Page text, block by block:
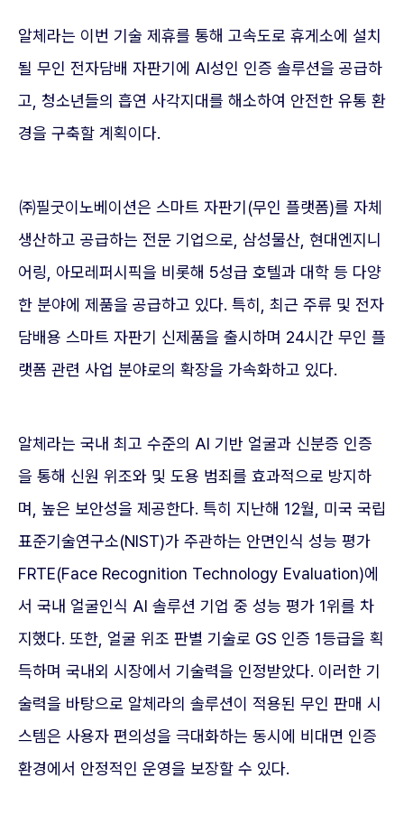
알체라는 이번 기술 제휴를 통해 고속도로 휴게소에 설치
될 무인 전자담배 자판기에 AI성인 인증 솔루션을 공급하
고, 청소년들의 흡연 사각지대를 해소하여 안전한 유통 환
경을 구축할 계획이다.
㈜필굿이노베이션은 스마트 자판기(무인 플랫폼)를 자체
생산하고 공급하는 전문 기업으로, 삼성물산, 현대엔지니
어링, 아모레퍼시픽을 비롯해 5성급 호텔과 대학 등 다양
한 분야에 제품을 공급하고 있다. 특히, 최근 주류 및 전자
담배용 스마트 자판기 신제품을 출시하며 24시간 무인 플
랫폼 관련 사업 분야로의 확장을 가속화하고 있다.
알체라는 국내 최고 수준의 AI 기반 얼굴과 신분증 인증
을 통해 신원 위조와 및 도용 범죄를 효과적으로 방지하
며, 높은 보안성을 제공한다. 특히 지난해 12월, 미국 국립
표준기술연구소(NIST)가 주관하는 안면인식 성능 평가
FRTE(Face Recognition Technology Evaluation)에
서 국내 얼굴인식 AI 솔루션 기업 중 성능 평가 1위를 차
지했다. 또한, 얼굴 위조 판별 기술로 GS 인증 1등급을 획
득하며 국내외 시장에서 기술력을 인정받았다. 이러한 기
술력을 바탕으로 알체라의 솔루션이 적용된 무인 판매 시
스템은 사용자 편의성을 극대화하는 동시에 비대면 인증
환경에서 안정적인 운영을 보장할 수 있다.